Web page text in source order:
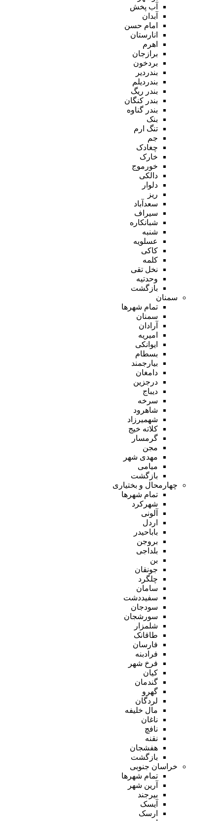
آب پخش
آبدان
امام حسن
انارستان
اهرم
برازجان
بردخون
بندردیر
بندردیلم
بندر ریگ
بندر کنگان
بندر گناوه
بنک
تنگ ارم
جم
چغادک
خارک
خورموج
دالکی
دلوار
ریز
سعدآباد
سیراف
شبانکاره
شنبه
عسلویه
کاکی
کلمه
نخل تقی
وحدتیه
بازگشت
سمنان
تمام شهر‌ها
سمنان
آرادان
امیریه
ایوانکی
بسطام
بیارجمند
دامغان
درجزین
دیباج
سرخه
شاهرود
شهمیرزاد
کلاته خیج
گرمسار
مجن
مهدی شهر
میامی
بازگشت
چهارمحال و بختیاری
تمام شهر‌ها
شهرکرد
آلونی
اردل
باباحیدر
بروجن
بلداجی
بن
جونقان
چلگرد
سامان
سفیددشت
سودجان
سورشجان
شلمزار
طاقانک
فارسان
فرادبنه
فرخ شهر
کیان
گندمان
گهرو
لردگان
مال خلیفه
ناغان
نافچ
نقنه
هفشجان
بازگشت
خراسان جنوبی
تمام شهر‌ها
آرین شهر
بیرجند
آیسک
ارسک